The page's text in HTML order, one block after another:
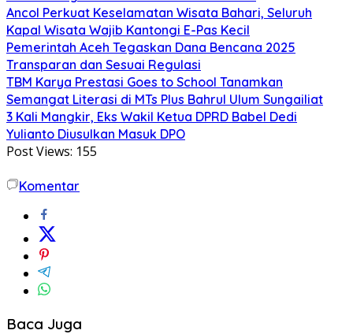
Ancol Perkuat Keselamatan Wisata Bahari, Seluruh
Kapal Wisata Wajib Kantongi E-Pas Kecil
Pemerintah Aceh Tegaskan Dana Bencana 2025
Transparan dan Sesuai Regulasi
TBM Karya Prestasi Goes to School Tanamkan
Semangat Literasi di MTs Plus Bahrul Ulum Sungailiat
3 Kali Mangkir, Eks Wakil Ketua DPRD Babel Dedi
Yulianto Diusulkan Masuk DPO
Post Views: 155
Komentar
Baca Juga